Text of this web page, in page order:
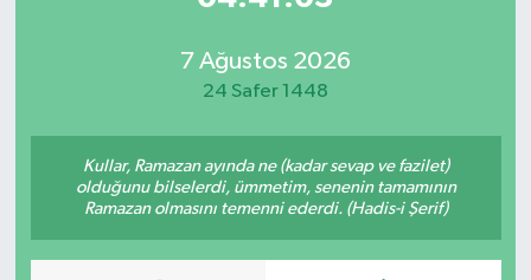
7 Ağustos 2026
24 Safer 1448
Kullar, Ramazan ayında ne (kadar sevap ve fazilet)
olduğunu bilselerdi, ümmetim, senenin tamamının
Ramazan olmasını temenni ederdi. (Hadis-i Şerif)
Sağlık
Tüm Manşetler
Son Dakika Haberleri